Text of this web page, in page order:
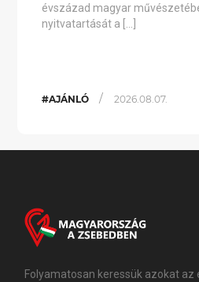
évszázad magyar
nyitvatartását a […]
#AJÁNLÓ / 2026.08.07.
Folyamatosan keressük azokat